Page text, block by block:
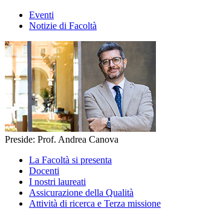
Eventi
Notizie di Facoltà
Preside: Prof. Andrea Canova
La Facoltà si presenta
Docenti
I nostri laureati
Assicurazione della Qualità
Attività di ricerca e Terza missione